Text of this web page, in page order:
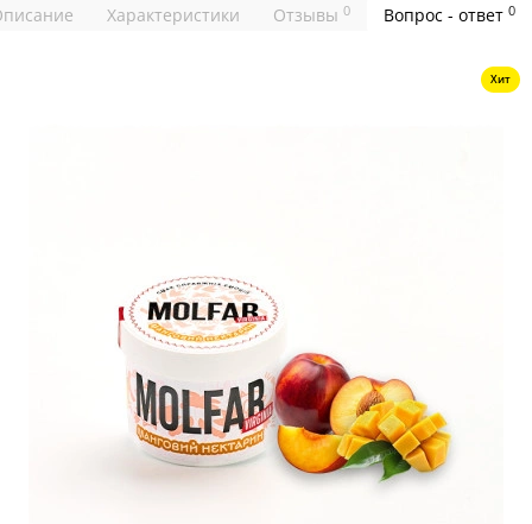
Характеристики Отзывы 0 Вопрос - ответ 0
Хит